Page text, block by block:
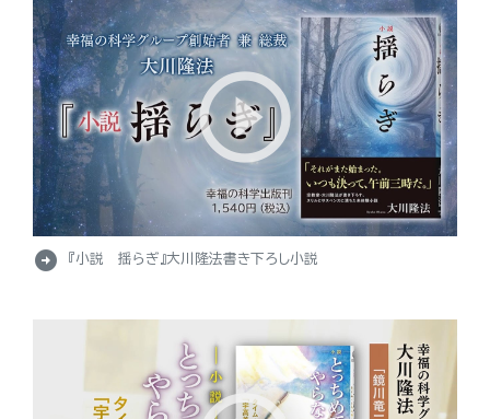
arrow_circle_right 『小説 揺らぎ』大川隆法書き下ろし小説